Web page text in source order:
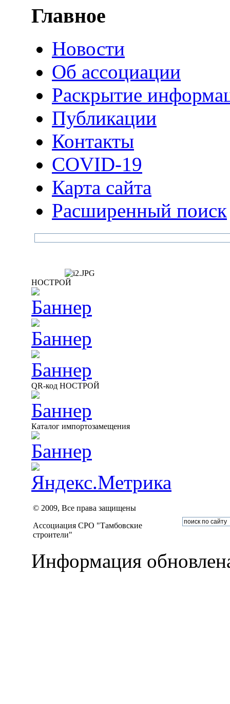
Главное
Новости
Об ассоциации
Раскрытие
Публикации
Контакты
COVID-19
Карта сайта
Расширенный поиск
НОСТРОЙ
QR-код НОСТРОЙ
Каталог импортозамещения
© 2009, Все права защищены
Ассоциация СРО "Тамбовские
строители"
Информация